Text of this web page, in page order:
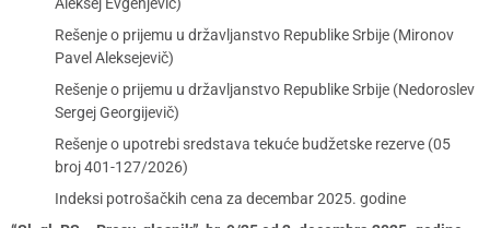
Rešenje o prijemu u državljanstvo Republike Srbije (Mironov
Pavel Aleksejevič)
Rešenje o prijemu u državljanstvo Republike Srbije (Nedoroslev
Sergej Georgijevič)
Rešenje o upotrebi sredstava tekuće budžetske rezerve (05
broj 401-127/2026)
Indeksi potrošačkih cena za decembar 2025. godine